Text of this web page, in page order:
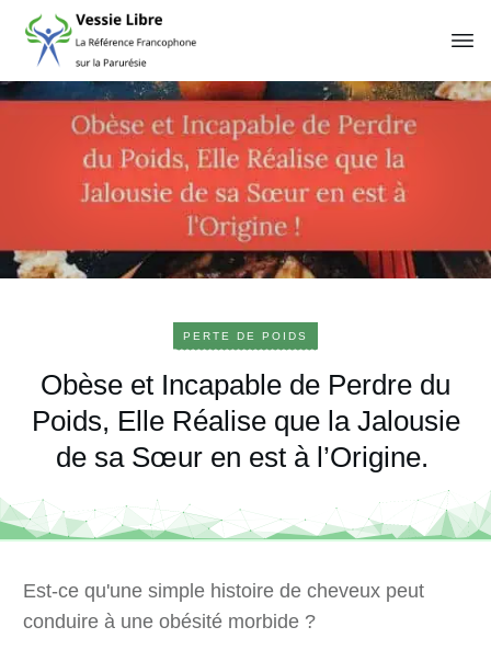
PERTE DE POIDS
Obèse et Incapable de Perdre du
Poids, Elle Réalise que la Jalousie
de sa Sœur en est à l’Origine.
Est-ce qu'une simple histoire de cheveux peut
conduire à une obésité morbide ?